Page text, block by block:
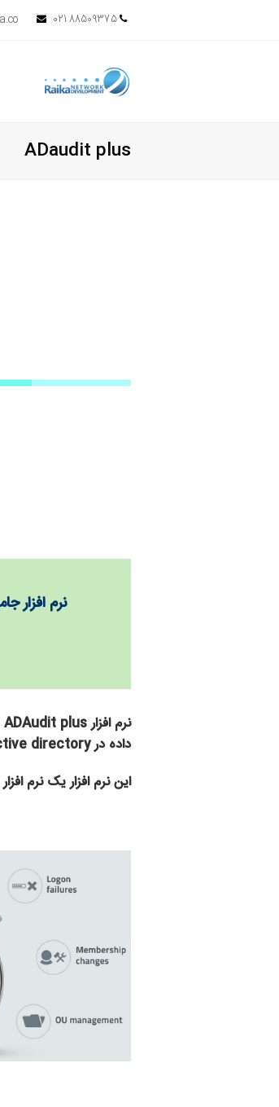
ADaudit plus
نرم افزار
داده در Microsoft active directory می باشد.
این نرم افزار یک نرم افزار web base و همچنین real time با بیش از ۲۰۰ گزارش کاربردی و کامل در جهت مولفه های قابل ارزیابی و مهم زیر می باشد.